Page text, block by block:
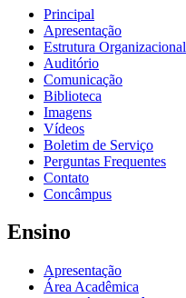
Principal
Apresentação
Estrutura Organizacional
Auditório
Comunicação
Biblioteca
Imagens
Vídeos
Boletim de Serviço
Perguntas Frequentes
Contato
Concâmpus
Ensino
Apresentação
Área Acadêmica